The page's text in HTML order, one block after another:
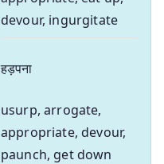
devour, ingurgitate
हड़पना
usurp, arrogate,
appropriate, devour,
paunch, get down